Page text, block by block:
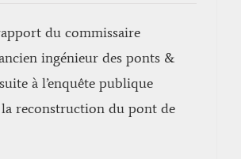
du commissaire
ingénieur des ponts &
à l’enquête publique
reconstruction du pont de